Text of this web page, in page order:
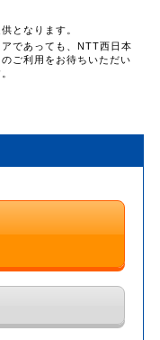
となります。
であっても、NTT西日本
ご利用をお待ちいただい